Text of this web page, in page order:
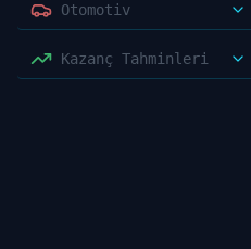
Otomotiv
Kazanç Tahminleri